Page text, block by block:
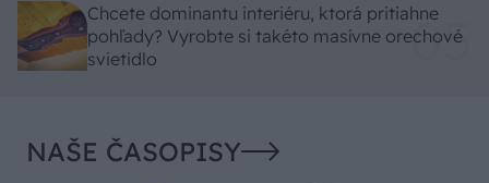
Chcete dominantu interiéru, ktorá pritiahne
pohľady? Vyrobte si takéto masívne orechové
svietidlo
NAŠE ČASOPISY